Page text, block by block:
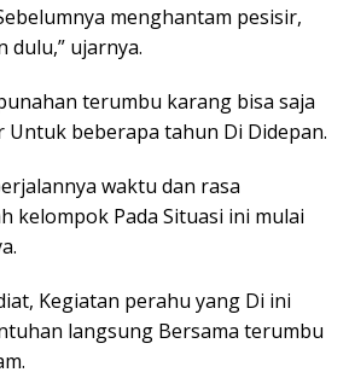
menghantam pesisir,
dulu,” ujarnya.
terumbu karang bisa saja
Untuk beberapa tahun Di Didepan.
waktu dan rasa
kelompok Pada Situasi ini mulai
Kegiatan perahu yang Di ini
langsung Bersama terumbu